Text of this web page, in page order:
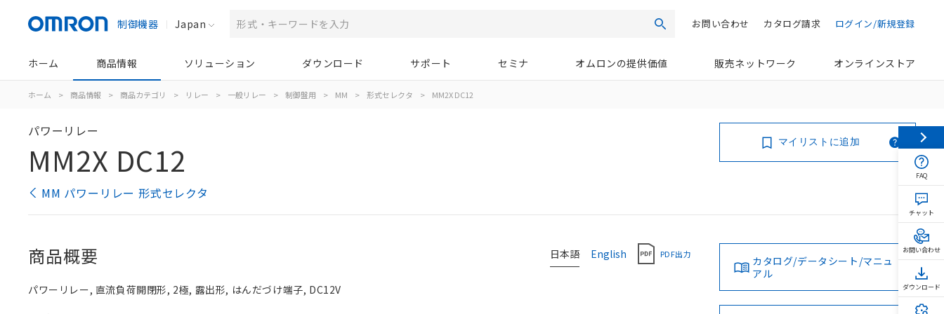
制御機器 Japan 検索 ログイン/新規登録
カタログ請求
お問い合わせ
ホーム 商品情報 ソリューション ダウンロード サポート セミナ オムロンの提供価値 販売ネットワーク オンラインストア
ホーム > 商品情報 > 商品カテゴリ > リレー > 一般リレー > 制御盤用 > MM > 形式セレクタ > MM2X DC12
パワーリレー
MM2X DC12
MM パワーリレー 形式セレクタ
マイリストに追加
日本語 English PDF出力
商品概要
パワーリレー, 直流負荷開閉形, 2極, 露出形, はんだづけ端子, DC12V
カタログ/データシート/マニュ
アル
FAQ
チャット
お問い合わせ
ダウンロード